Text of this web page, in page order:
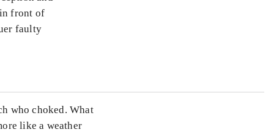
front of
faulty
who choked. What
like a weather